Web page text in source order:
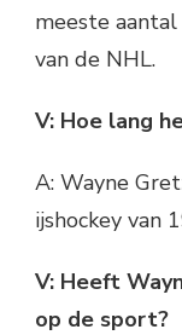
meeste aantal
van de NHL.
V: Hoe lang
A: Wayne
ijshockey van
V: Heeft
op de sport?